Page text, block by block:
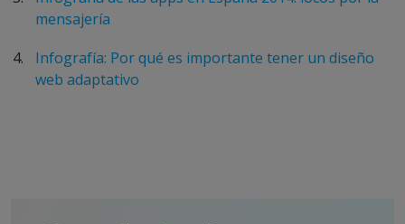
mensajería
Infografía: Por qué es importante tener un diseño
web adaptativo